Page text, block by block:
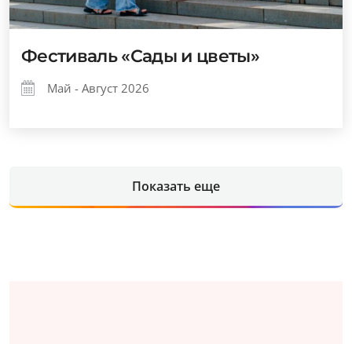
Фестиваль «Сады и цветы»
Май - Август 2026
Показать еще